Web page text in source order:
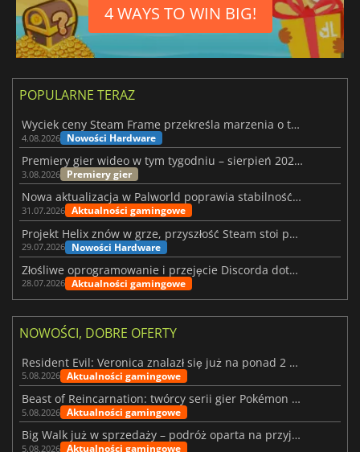
4 WAYS TO WIN BIG!
POPULARNE TERAZ
Wyciek ceny Steam Frame przekreśla marzenia o tanim zestawie VR
4.08.2026 Nowości Hardware
Premiery gier wideo w tym tygodniu – sierpień 2026 r. (32. tydzień)
3.08.2026 Premiery gier
Nowa aktualizacja w Palworld poprawia stabilność Sunreach i walk z bossami
31.07.2026 Aktualności gamingowe
Projekt Helix znów w grze, przyszłość Steam stoi pod znakiem zapytania
29.07.2026 Nowości Hardware
Złośliwe oprogramowanie i przejęcie Discorda dotknęły Meccha Chameleon
28.07.2026 Aktualności gamingowe
NOWOŚCI, DOBRE OFERTY
Resident Evil: Veronica znalazł się już na ponad 2 milionach list życzeń
5.08.2026 Aktualności gamingowe
Beast of Reincarnation: twórcy serii gier Pokémon wkraczają na nową ścieżkę
5.08.2026 Aktualności gamingowe
Big Walk już w sprzedaży – podróż oparta na przyjaźni
5.08.2026 Aktualności gamingowe